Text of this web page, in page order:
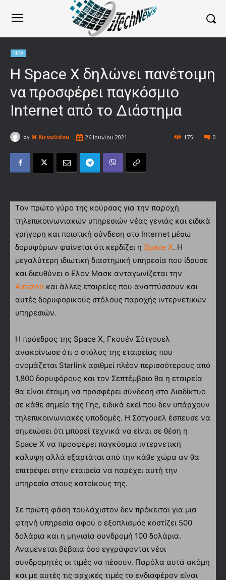
ΝΕΑ
H Space X δηλώνει πανέτοιμη
να προσφέρει παγκόσμιο
Internet από το Διάστημα
By M Kiroulidou 26 Ιουνίου 2021 0
175
Τον πρώτο γύρο της κούρσας για την παροχή
τηλεπικοινωνιακών υπηρεσιών νέας γενιάς και ειδικά
γρήγορη και ποιοτική σύνδεση στο Internet μέσω
δορυφόρων φαίνεται ότι κερδίζει η Space X. Η
μεγαλύτερη ιδιωτική διαστημική υπηρεσία που ίδρυσε
και διευθύνει ο Ελον Μασκ ανταγωνίζεται την
Amazon και άλλες εταιρείες που αναπτύσσουν και
αυτές δορυφορικούς στόλους παροχής ιντερνετικών
υπηρεσιών.
Η πρόεδρος της Space X, Γκουέν Σότγουελ
ανακοίνωσε ότι ο στόλος της εταιρείας που
ονομάζεται Starlink αριθμεί πλέον περισσότερους από
1,800 δορυφόρους και τον Σεπτέμβριο θα η εταιρεία
θα είναι έτοιμη να προσφέρει σύνδεση στο Διαδίκτυο
σε κάθε σημείο της Γης, ειδικά εκεί που δεν υπάρχουν
τηλεπικοινωνιακές υποδομές. Η Σότγουελ έσπευσε να
σημειώσει ότι μπορεί τεχνικά να είναι σε θέση η
Space X να προσφέρει παγκόσμια ιντερνετική
κάλυψη αλλά εξαρτάται από την κάθε χώρα αν θα
επιτρέψει στην εταιρεία να παρέχει αυτή την
υπηρεσία στους κατοίκους της.
Σε πρώτη φάση τουλάχιστον δεν πρόκειται για μια
φτηνή υπηρεσία αφού ο εξοπλισμός κοστίζει 500
δολάρια και η μηνιαία συνδρομή 100 δολάρια.
Αναμένεται βέβαια όσο εγγράφονται νέοι
συνδρομητές οι τιμές να πέσουν. Παρόλα αυτά ακόμη
και με αυτές τις αρχικές τιμές το ενδιαφέρον είναι